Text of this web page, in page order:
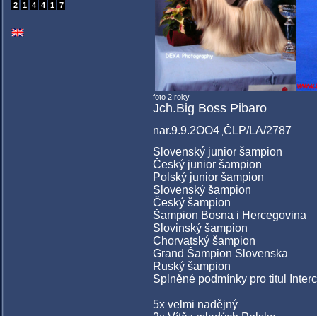
2 1 4 4 1 7
foto 2 roky
Jch.Big Boss Pibaro
nar.9.9.2OO4 ČLP/LA/2787
Slovenský junior šampion
Český junior šampion
Polský junior šampion
Slovenský šampion
Český šampion
Šampion Bosna i Hercegovina
Slovinský šampion
Chorvatský šampion
Grand Šampion Slovenska
Ruský šampion
Splněné podmínky pro titul
5x velmi nadějný